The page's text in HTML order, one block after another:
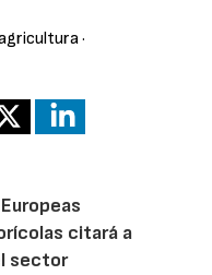
·
citará a
sector